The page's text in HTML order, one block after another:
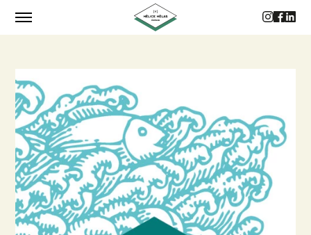
AUTEUR·RICES
PHILOSOPHIE
CONTACTS